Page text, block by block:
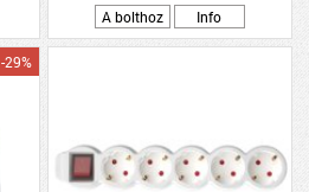
A bolthoz
Info
-29%